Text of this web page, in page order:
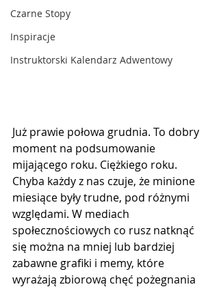
Czarne Stopy
Inspiracje
Instruktorski Kalendarz Adwentowy
Już prawie połowa grudnia. To dobry
moment na podsumowanie
mijającego roku. Ciężkiego roku.
Chyba każdy z nas czuje, że minione
miesiące były trudne, pod różnymi
względami. W mediach
społecznościowych co rusz natknąć
się można na mniej lub bardziej
zabawne grafiki i memy, które
wyrażają zbiorową chęć pożegnania